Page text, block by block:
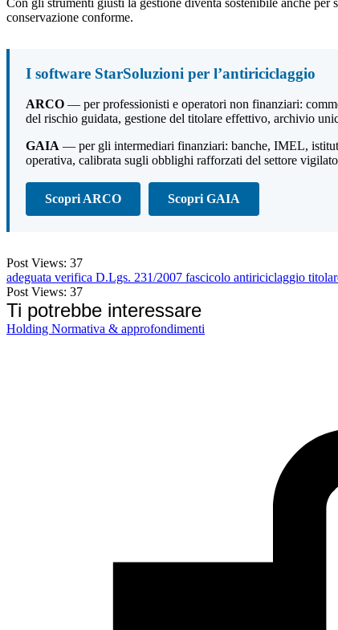
conservazione conforme.
I software StarSoluzioni per l’antiriciclaggio
ARCO — per professionisti e operatori non finanziari:
del rischio guidata, gestione del titolare effettivo, archivio
GAIA — per gli intermediari finanziari: banche, IMEL,
operativa, calibrata sugli obblighi rafforzati del settore
Scopri ARCO Scopri GAIA
Post Views: 37
adeguata verifica D.Lgs. 231/2007 fascicolo antiriciclaggio
Post Views: 37
Ti potrebbe interessare
Holding Normativa & approfondimenti